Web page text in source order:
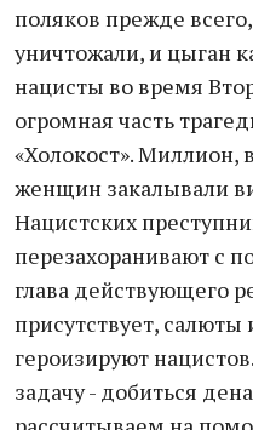
поляков прежде
уничтожали, и цыган
нацисты во время
огромная часть
«Холокост». Миллион,
женщин закалывали
Нацистских
перезахоранивают с
глава действующего
присутствует,
героизируют
задачу - добиться